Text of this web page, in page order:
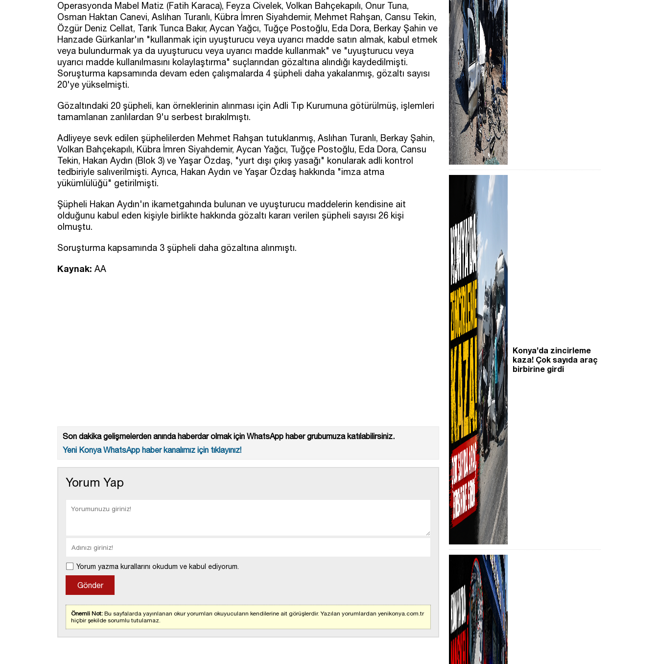
Operasyonda Mabel Matiz (Fatih Karaca), Feyza Civelek, Volkan Bahçekapılı, Onur Tuna,
Osman Haktan Canevi, Aslıhan Turanlı, Kübra İmren Siyahdemir, Mehmet Rahşan, Cansu Tekin,
Özgür Deniz Cellat, Tarık Tunca Bakır, Aycan Yağcı, Tuğçe Postoğlu, Eda Dora, Berkay Şahin ve
Hanzade Gürkanlar'ın "kullanmak için uyuşturucu veya uyarıcı madde satın almak, kabul etmek
veya bulundurmak ya da uyuşturucu veya uyarıcı madde kullanmak" ve "uyuşturucu veya
uyarıcı madde kullanılmasını kolaylaştırma" suçlarından gözaltına alındığı kaydedilmişti.
Soruşturma kapsamında devam eden çalışmalarda 4 şüpheli daha yakalanmış, gözaltı sayısı
20'ye yükselmişti.
Gözaltındaki 20 şüpheli, kan örneklerinin alınması için Adli Tıp Kurumuna götürülmüş, işlemleri
tamamlanan zanlılardan 9'u serbest bırakılmıştı.
Adliyeye sevk edilen şüphelilerden Mehmet Rahşan tutuklanmış, Aslıhan Turanlı, Berkay Şahin,
Volkan Bahçekapılı, Kübra İmren Siyahdemir, Aycan Yağcı, Tuğçe Postoğlu, Eda Dora, Cansu
Tekin, Hakan Aydın (Blok 3) ve Yaşar Özdaş, "yurt dışı çıkış yasağı" konularak adli kontrol
tedbiriyle salıverilmişti. Ayrıca, Hakan Aydın ve Yaşar Özdaş hakkında "imza atma
yükümlülüğü" getirilmişti.
Şüpheli Hakan Aydın'ın ikametgahında bulunan ve uyuşturucu maddelerin kendisine ait
olduğunu kabul eden kişiyle birlikte hakkında gözaltı kararı verilen şüpheli sayısı 26 kişi
olmuştu.
Soruşturma kapsamında 3 şüpheli daha gözaltına alınmıştı.
Kaynak: AA
Son dakika gelişmelerden anında haberdar olmak için WhatsApp haber grubumuza katılabilirsiniz.
Yeni Konya WhatsApp haber kanalımız için tıklayınız!
Yorum Yap
Yorum yazma kurallarını okudum ve kabul ediyorum.
Önemli Not: Bu sayfalarda yayınlanan okur yorumları okuyucuların kendilerine ait görüşlerdir. Yazılan yorumlardan yenikonya.com.tr
hiçbir şekilde sorumlu tutulamaz.
Konya’da zincirleme
kaza! Çok sayıda araç
birbirine girdi